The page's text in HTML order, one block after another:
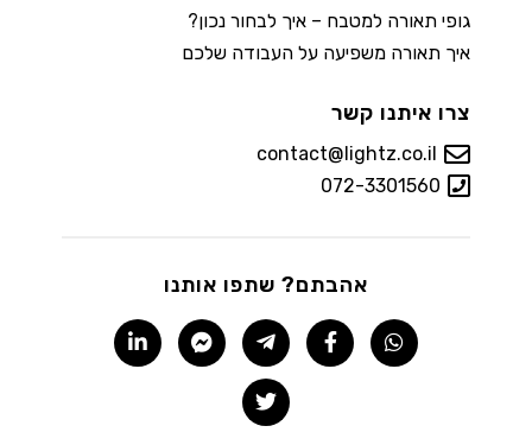
גופי תאורה למטבח – איך לבחור נכון?
איך תאורה משפיעה על העבודה שלכם
צרו איתנו קשר
contact@lightz.co.il
072-3301560
אהבתם? שתפו אותנו